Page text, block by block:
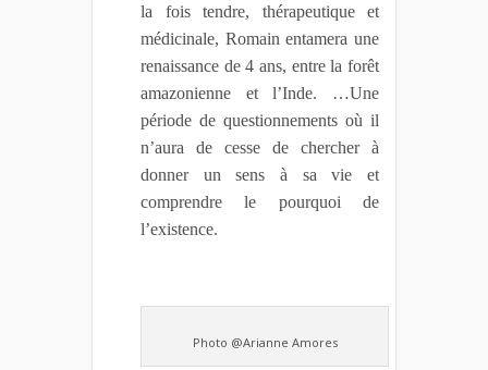
la fois tendre, thérapeutique et
médicinale, Romain entamera une
renaissance de 4 ans, entre la forêt
amazonienne et l’Inde. …Une
période de questionnements où il
n’aura de cesse de chercher à
donner un sens à sa vie et
comprendre le pourquoi de
l’existence.
Photo @Arianne Amores